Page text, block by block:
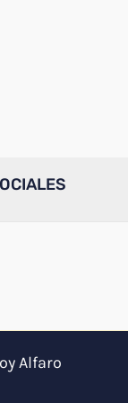
Alfaro